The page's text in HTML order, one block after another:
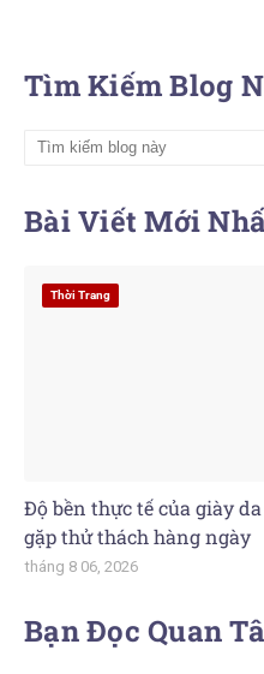
Tìm Kiếm Blog
Bài Viết Mới
Thời Trang
Độ bền thực tế của giày
gặp thử thách hàng ngày
tháng 8 06, 2026
Bạn Đọc Quan